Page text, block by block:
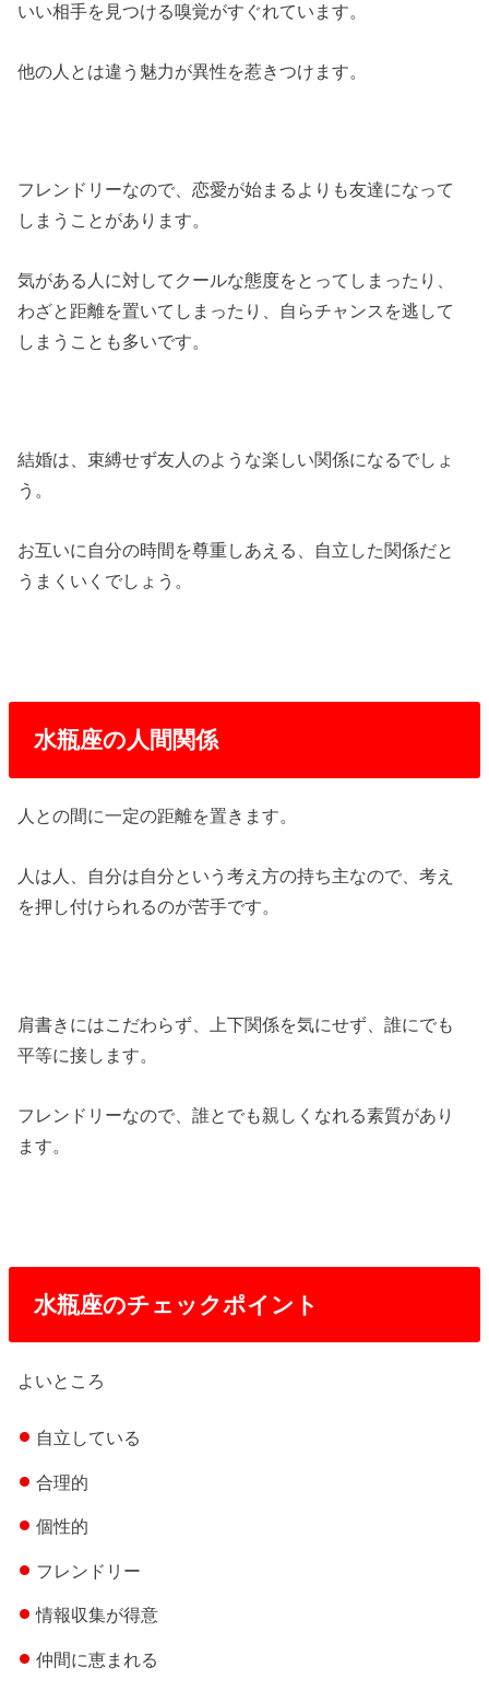
いい相手を見つける嗅覚がすぐれています。
他の人とは違う魅力が異性を惹きつけます。
フレンドリーなので、恋愛が始まるよりも友達になって
しまうことがあります。
気がある人に対してクールな態度をとってしまったり、
わざと距離を置いてしまったり、自らチャンスを逃して
しまうことも多いです。
結婚は、束縛せず友人のような楽しい関係になるでしょ
う。
お互いに自分の時間を尊重しあえる、自立した関係だと
うまくいくでしょう。
水瓶座の人間関係
人との間に一定の距離を置きます。
人は人、自分は自分という考え方の持ち主なので、考え
を押し付けられるのが苦手です。
肩書きにはこだわらず、上下関係を気にせず、誰にでも
平等に接します。
フレンドリーなので、誰とでも親しくなれる素質があり
ます。
水瓶座のチェックポイント
よいところ
自立している
合理的
個性的
フレンドリー
情報収集が得意
仲間に恵まれる